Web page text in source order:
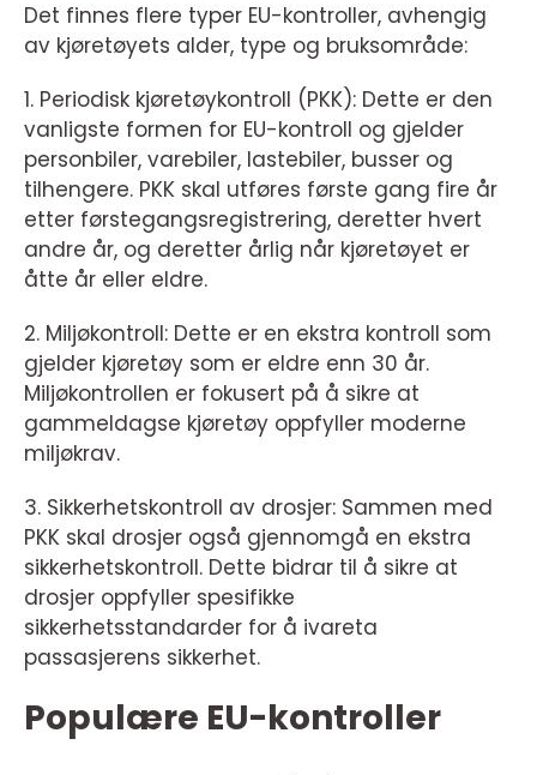
Det finnes flere typer EU-kontroller, avhengig
av kjøretøyets alder, type og bruksområde:
1. Periodisk kjøretøykontroll (PKK): Dette er den
vanligste formen for EU-kontroll og gjelder
personbiler, varebiler, lastebiler, busser og
tilhengere. PKK skal utføres første gang fire år
etter førstegangsregistrering, deretter hvert
andre år, og deretter årlig når kjøretøyet er
åtte år eller eldre.
2. Miljøkontroll: Dette er en ekstra kontroll som
gjelder kjøretøy som er eldre enn 30 år.
Miljøkontrollen er fokusert på å sikre at
gammeldagse kjøretøy oppfyller moderne
miljøkrav.
3. Sikkerhetskontroll av drosjer: Sammen med
PKK skal drosjer også gjennomgå en ekstra
sikkerhetskontroll. Dette bidrar til å sikre at
drosjer oppfyller spesifikke
sikkerhetsstandarder for å ivareta
passasjerens sikkerhet.
Populære EU-kontroller